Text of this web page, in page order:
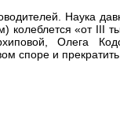
Наука
колеблется «от III
Олега
споре и